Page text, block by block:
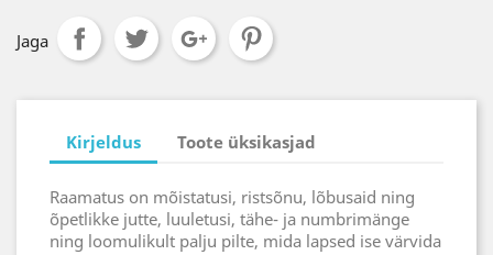
Jaga
Kirjeldus Toote üksikasjad
Raamatus on mõistatusi, ristsõnu, lõbusaid ning
õpetlikke jutte, luuletusi, tähe- ja numbrimänge
ning loomulikult palju pilte, mida lapsed ise värvida